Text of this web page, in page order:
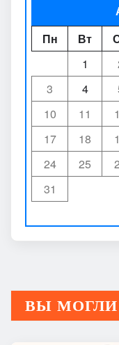
Пн
Вт
1
3
4
10
11
17
18
24
25
31
ВЫ МОГЛИ